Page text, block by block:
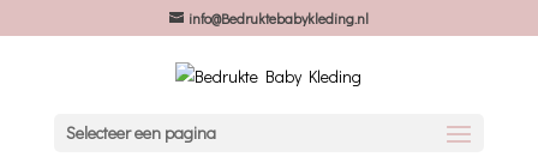
info@Bedruktebabykleding.nl
Selecteer een pagina